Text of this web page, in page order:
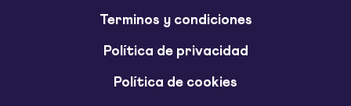
Terminos y condiciones
Política de privacidad
Política de cookies